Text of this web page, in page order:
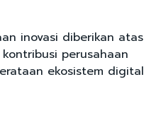
inovasi diberikan atas
perusahaan
ekosistem digital